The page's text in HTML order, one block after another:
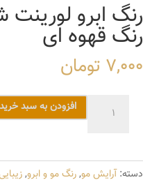
رنگ قهوه ای
7,000 تومان
شماره
افزودن به سبد خرید
دسته:آرایش مو,رنگ مو و ابرو,